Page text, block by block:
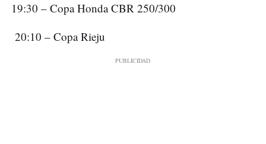
19:30 – Copa Honda CBR 250/300
20:10 – Copa Rieju